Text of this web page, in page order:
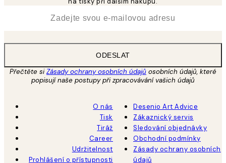
ODESLAT
Přečtěte siZásady ochrany osobních údajů osobních údajů, které
popisují naše postupy při zpracovávání vašich údajů
O nás
Tisk
Tiráž
Career
Udržitelnost
Prohlášení o přístupnosti
Desenio Art Advice
Zákaznický servis
Sledování objednávky
Obchodní podmínky
Zásady ochrany osobních
údajů